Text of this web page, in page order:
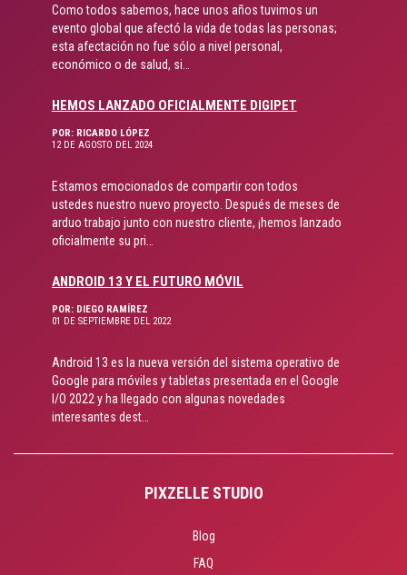
Como todos sabemos, hace unos años tuvimos un
evento global que afectó la vida de todas las personas;
esta afectación no fue sólo a nivel personal,
económico o de salud, si…
HEMOS LANZADO OFICIALMENTE DIGIPET
POR: RICARDO LÓPEZ
12 DE AGOSTO DEL 2024
Estamos emocionados de compartir con todos
ustedes nuestro nuevo proyecto. Después de meses de
arduo trabajo junto con nuestro cliente, ¡hemos lanzado
oficialmente su pri…
ANDROID 13 Y EL FUTURO MÓVIL
POR: DIEGO RAMÍREZ
01 DE SEPTIEMBRE DEL 2022
Android 13 es la nueva versión del sistema operativo de
Google para móviles y tabletas presentada en el Google
I/O 2022 y ha llegado con algunas novedades
interesantes dest…
PIXZELLE STUDIO
Blog
FAQ